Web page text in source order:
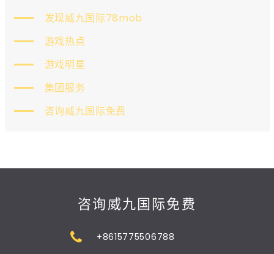
发现威九国际78mob
游戏热点
游戏明星
集团服务
咨询威九国际免费
咨询威九国际免费
+8615775506788